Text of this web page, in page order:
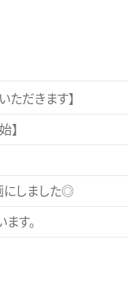
だきます】
】
にしました◎
す。